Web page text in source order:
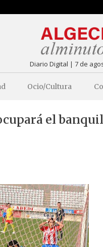
Diario Digital | 7 de
Ocio/Cultura
el